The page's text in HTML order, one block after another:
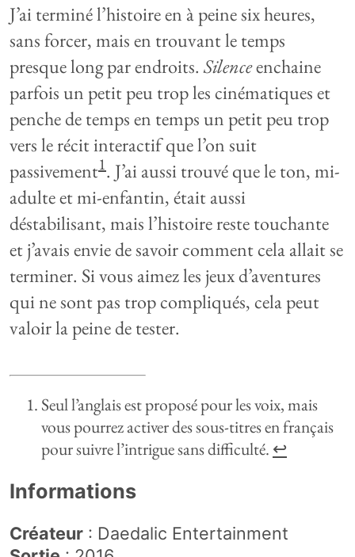
J’ai terminé l’histoire en à peine six heures,
sans forcer, mais en trouvant le temps
presque long par endroits.Silenceenchaine
parfois un petit peu trop les cinématiques et
penche de temps en temps un petit peu trop
vers le récit interactif que l’on suit
passivement1. J’ai aussi trouvé que le ton, mi-
adulte et mi-enfantin, était aussi
déstabilisant, mais l’histoire reste touchante
et j’avais envie de savoir comment cela allait se
terminer. Si vous aimez les jeux d’aventures
qui ne sont pas trop compliqués, cela peut
valoir la peine de tester.
Seul l’anglais est proposé pour les voix, mais
vous pourrez activer des sous-titres en français
pour suivre l’intrigue sans difficulté. ↩︎
Informations
Créateur : Daedalic Entertainment